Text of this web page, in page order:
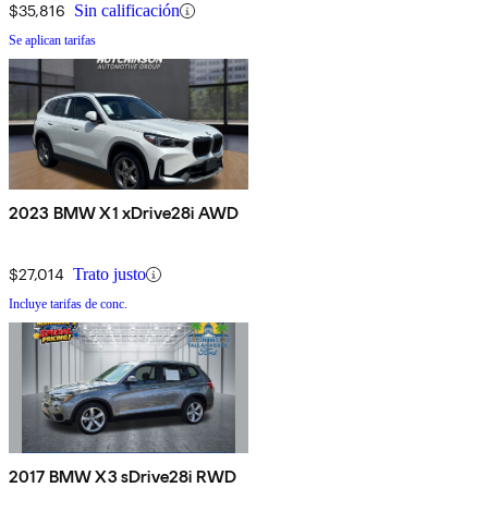
$35,816 Sin calificación
Se aplican tarifas
2023 BMW X1 xDrive28i AWD
$27,014 Trato justo
Incluye tarifas de conc.
2017 BMW X3 sDrive28i RWD